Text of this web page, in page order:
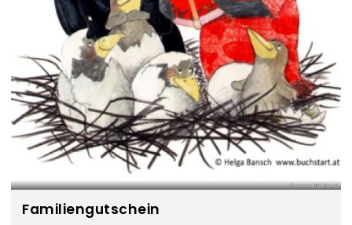
www.biblio.at
Familiengutschein